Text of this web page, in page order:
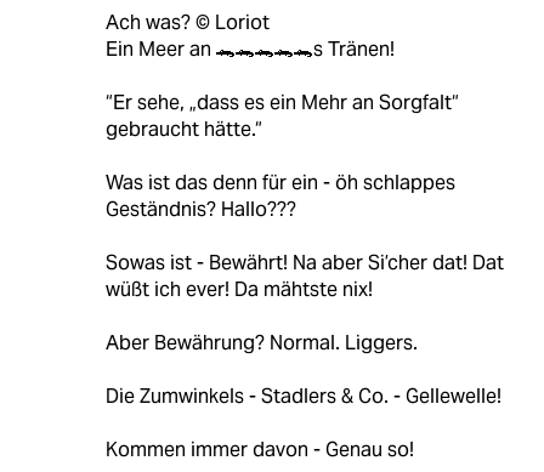
Ach was? ©️ Loriot
Ein Meer an 🐊🐊🐊🐊🐊s Tränen!
“Er sehe, „dass es ein Mehr an Sorgfalt“
gebraucht hätte.“
Was ist das denn für ein - öh schlappes
Geständnis? Hallo???
Sowas ist - Bewährt! Na aber Si’cher dat! Dat
wüßt ich ever! Da mähtste nix!
Aber Bewährung? Normal. Liggers.
Die Zumwinkels - Stadlers & Co. - Gellewelle!
Kommen immer davon - Genau so!